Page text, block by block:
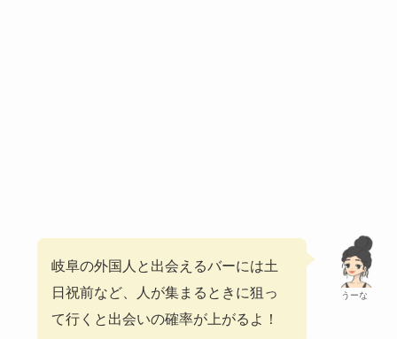
うーな
岐阜の外国人と出会えるバーには土
日祝前など、人が集まるときに狙っ
て行くと出会いの確率が上がるよ！